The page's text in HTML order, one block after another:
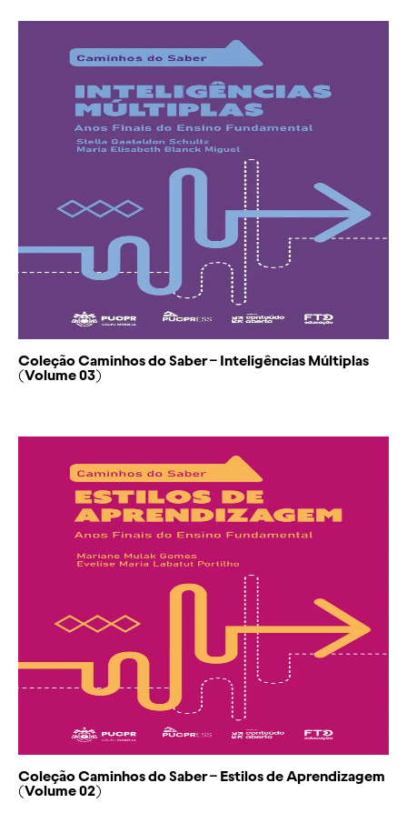
Pesquisa
Saúde
Teatro
Coleção Caminhos do Saber – Inteligências Múltiplas
(Volume 03)
Coleção Caminhos do Saber – Estilos de Aprendizagem
(Volume 02)